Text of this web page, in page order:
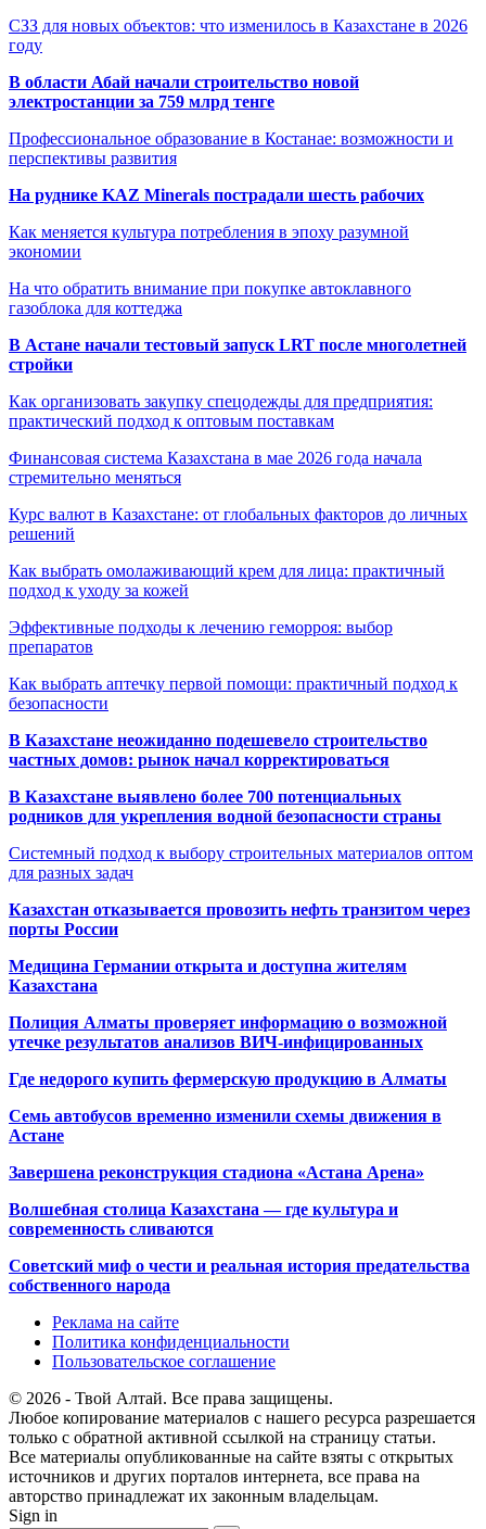
СЗЗ для новых объектов: что изменилось в Казахстане в 2026
году
В области Абай начали строительство новой
электростанции за 759 млрд тенге
Профессиональное образование в Костанае: возможности и
перспективы развития
На руднике KAZ Minerals пострадали шесть рабочих
Как меняется культура потребления в эпоху разумной
экономии
На что обратить внимание при покупке автоклавного
газоблока для коттеджа
В Астане начали тестовый запуск LRT после многолетней
стройки
Как организовать закупку спецодежды для предприятия:
практический подход к оптовым поставкам
Финансовая система Казахстана в мае 2026 года начала
стремительно меняться
Курс валют в Казахстане: от глобальных факторов до личных
решений
Как выбрать омолаживающий крем для лица: практичный
подход к уходу за кожей
Эффективные подходы к лечению геморроя: выбор
препаратов
Как выбрать аптечку первой помощи: практичный подход к
безопасности
В Казахстане неожиданно подешевело строительство
частных домов: рынок начал корректироваться
В Казахстане выявлено более 700 потенциальных
родников для укрепления водной безопасности страны
Системный подход к выбору строительных материалов оптом
для разных задач
Казахстан отказывается провозить нефть транзитом через
порты России
Медицина Германии открыта и доступна жителям
Казахстана
Полиция Алматы проверяет информацию о возможной
утечке результатов анализов ВИЧ-инфицированных
Где недорого купить фермерскую продукцию в Алматы
Семь автобусов временно изменили схемы движения в
Астане
Завершена реконструкция стадиона «Астана Арена»
Волшебная столица Казахстана — где культура и
современность сливаются
Советский миф о чести и реальная история предательства
собственного народа
Реклама на сайте
Политика конфиденциальности
Пользовательское соглашение
© 2026 - Твой Алтай. Все права защищены.
Любое копирование материалов с нашего ресурса разрешается
только с обратной активной ссылкой на страницу статьи.
Все материалы опубликованные на сайте взяты с открытых
источников и других порталов интернета, все права на
авторство принадлежат их законным владельцам.
Sign in